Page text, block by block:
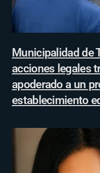
Municipalidad de
acciones legales
apoderado a un
establecimiento